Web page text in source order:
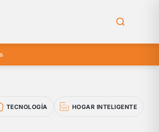
TECNOLOGÍA HOGAR INTELIGENTE